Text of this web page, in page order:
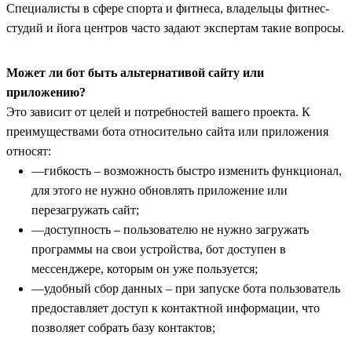
Специалисты в сфере спорта и фитнеса, владельцы фитнес-
студий и йога центров часто задают экспертам такие вопросы.
Может ли бот быть альтернативой сайту или
приложению?
Это зависит от целей и потребностей вашего проекта. К
преимуществами бота относительно сайта или приложения
относят:
гибкость – возможность быстро изменить функционал,
для этого не нужно обновлять приложение или
перезагружать сайт;
доступность – пользователю не нужно загружать
программы на свои устройства, бот доступен в
мессенджере, которым он уже пользуется;
удобный сбор данных – при запуске бота пользователь
предоставляет доступ к контактной информации, что
позволяет собрать базу контактов;